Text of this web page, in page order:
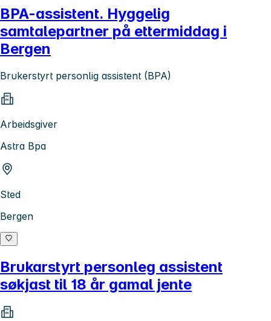
BPA-assistent. Hyggelig
samtalepartner på ettermiddag i
Bergen
Brukerstyrt personlig assistent (BPA)
Arbeidsgiver
Astra Bpa
Sted
Bergen
Brukarstyrt personleg assistent
søkjast til 18 år gamal jente